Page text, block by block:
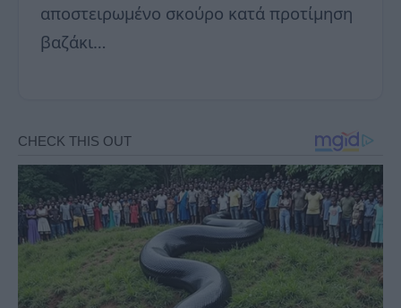
αποστειρωμένο σκούρο κατά προτίμηση
βαζάκι…